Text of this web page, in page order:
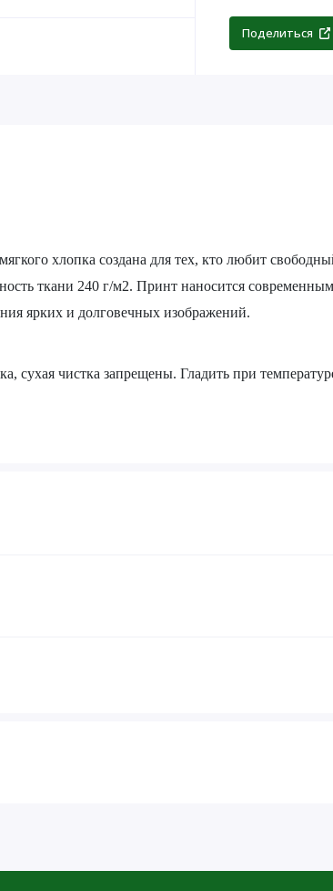
Поделиться
хлопка создана для тех, кто любит
ткани 240 г/м2. Принт наносится современным
ярких и долговечных изображений.
сухая чистка запрещены. Гладить при